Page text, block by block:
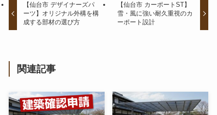
【仙台市 デザイナーズパ
ーツ】オリジナル外構を構
成する部材の選び方
【仙台市 カーポートST】
雪・風に強い耐久重視のカ
ーポート設計
関連記事